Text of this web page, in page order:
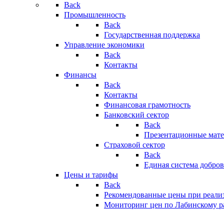
Back
Промышленность
Back
Государственная поддержка
Управление экономики
Back
Контакты
Финансы
Back
Контакты
Финансовая грамотность
Банковский сектор
Back
Презентационные
Страховой сектор
Back
Единая система
Цены и тарифы
Back
Рекомендованные цены при
Мониторинг цен по Лабинскому